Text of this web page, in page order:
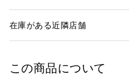
在庫がある近隣店舗
この商品について